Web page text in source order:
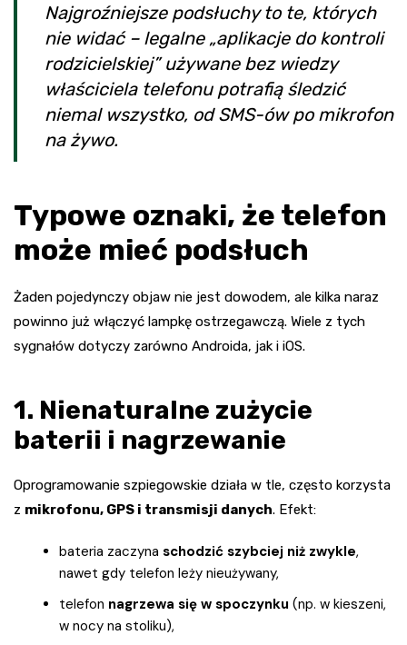
Najgroźniejsze podsłuchy to te, których
nie widać – legalne „aplikacje do kontroli
rodzicielskiej” używane bez wiedzy
właściciela telefonu potrafią śledzić
niemal wszystko, od SMS-ów po mikrofon
na żywo.
Typowe oznaki, że telefon
może mieć podsłuch
Żaden pojedynczy objaw nie jest dowodem, ale kilka naraz
powinno już włączyć lampkę ostrzegawczą. Wiele z tych
sygnałów dotyczy zarówno Androida, jak i iOS.
1. Nienaturalne zużycie
baterii i nagrzewanie
Oprogramowanie szpiegowskie działa w tle, często korzysta
z mikrofonu, GPS i transmisji danych. Efekt:
bateria zaczyna schodzić szybciej niż zwykle,
nawet gdy telefon leży nieużywany,
telefon nagrzewa się w spoczynku (np. w kieszeni,
w nocy na stoliku),